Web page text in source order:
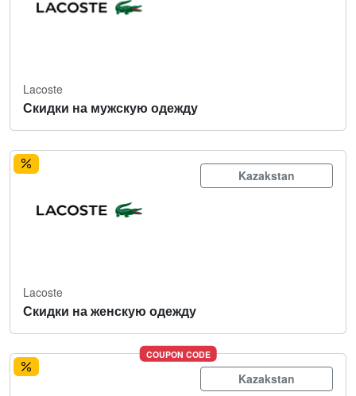
Lacoste
Скидки на мужскую одежду
Kazakstan
Lacoste
Скидки на женскую одежду
COUPON CODE
Kazakstan